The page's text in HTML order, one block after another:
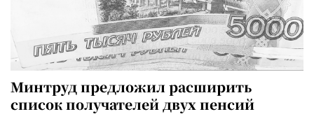
Минтруд предложил расширить
список получателей двух пенсий